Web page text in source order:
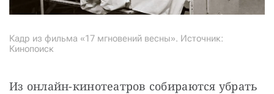
Кадр из фильма «17 мгновений весны». Источник:
Кинопоиск
Из онлайн-кинотеатров собираются убрать